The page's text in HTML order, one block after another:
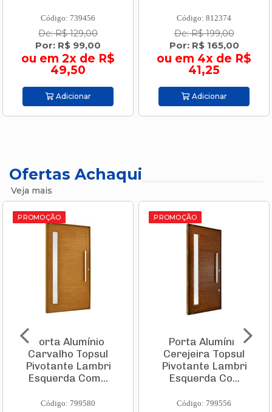
Código: 812374
De: R$ 199,00
Por: R$ 165,00
ou em 4x de R$
41,25
Adicionar
Código: 835935
De: R$ 231,10
Por: R$ 179,00
ou em 4x de R$
44,75
Adicionar
Ofertas Achaqui
Veja mais
PROMOÇÃO
Porta Alumínio
Cerejeira Topsul
Pivotante Lambri
Esquerda Co...
Código: 799556
PROMOÇÃO
Caixa Térmica Pvc
Tropical 32 L
Vermelha Com
Branco 9003.505...
Código: 693952